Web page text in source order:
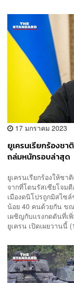
17 มกราคม 2023
ยูเครนเรียกร้องชา
ถล่มหนักรอบล่าสุด
ยูเครนเรียกร้องให้ชา
จากที่โดนรัสเซียโจม
เมืองดนิโปรถูกมิสไซ
น้อย 40 คนด้วยกัน ข
เผชิญกับแรงกดดันที่เ
ยูเครน เปิดเผยวานนี้